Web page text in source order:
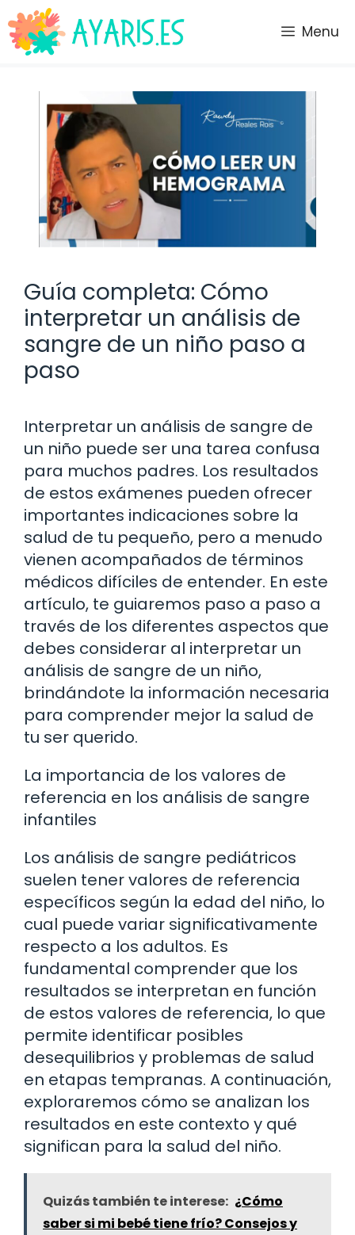
Saltar
al
contenido
Menu
Guía completa: Cómo
interpretar un análisis de
sangre de un niño paso a
paso
Interpretar un análisis de sangre de
un niño puede ser una tarea confusa
para muchos padres. Los resultados
de estos exámenes pueden ofrecer
importantes indicaciones sobre la
salud de tu pequeño, pero a menudo
vienen acompañados de términos
médicos difíciles de entender. En este
artículo, te guiaremos paso a paso a
través de los diferentes aspectos que
debes considerar al interpretar un
análisis de sangre de un niño,
brindándote la información necesaria
para comprender mejor la salud de
tu ser querido.
La importancia de los valores de
referencia en los análisis de sangre
infantiles
Los análisis de sangre pediátricos
suelen tener valores de referencia
específicos según la edad del niño, lo
cual puede variar significativamente
respecto a los adultos. Es
fundamental comprender que los
resultados se interpretan en función
de estos valores de referencia, lo que
permite identificar posibles
desequilibrios y problemas de salud
en etapas tempranas. A continuación,
exploraremos cómo se analizan los
resultados en este contexto y qué
significan para la salud del niño.
Quizás también te interese: ¿Cómo
saber si mi bebé tiene frío? Consejos y